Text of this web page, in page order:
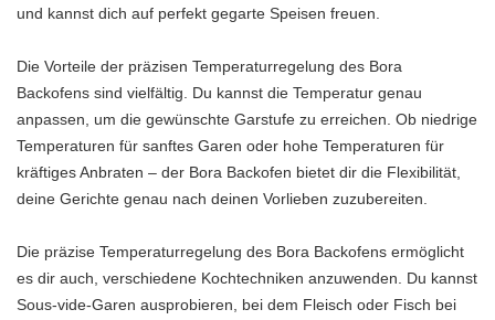
und kannst dich auf perfekt gegarte Speisen freuen.
Die Vorteile der präzisen Temperaturregelung des Bora
Backofens sind vielfältig. Du kannst die Temperatur genau
anpassen, um die gewünschte Garstufe zu erreichen. Ob niedrige
Temperaturen für sanftes Garen oder hohe Temperaturen für
kräftiges Anbraten – der Bora Backofen bietet dir die Flexibilität,
deine Gerichte genau nach deinen Vorlieben zuzubereiten.
Die präzise Temperaturregelung des Bora Backofens ermöglicht
es dir auch, verschiedene Kochtechniken anzuwenden. Du kannst
Sous-vide-Garen ausprobieren, bei dem Fleisch oder Fisch bei